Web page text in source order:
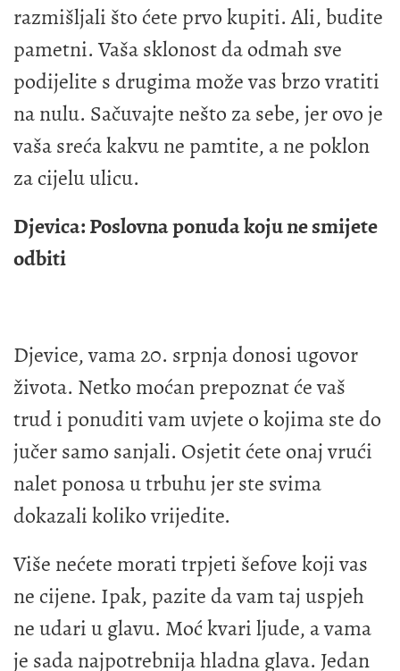
razmišljali što ćete prvo kupiti. Ali, budite
pametni. Vaša sklonost da odmah sve
podijelite s drugima može vas brzo vratiti
na nulu. Sačuvajte nešto za sebe, jer ovo je
vaša sreća kakvu ne pamtite, a ne poklon
za cijelu ulicu.
Djevica: Poslovna ponuda koju ne smijete
odbiti
Djevice, vama 20. srpnja donosi ugovor
života. Netko moćan prepoznat će vaš
trud i ponuditi vam uvjete o kojima ste do
jučer samo sanjali. Osjetit ćete onaj vrući
nalet ponosa u trbuhu jer ste svima
dokazali koliko vrijedite.
Više nećete morati trpjeti šefove koji vas
ne cijene. Ipak, pazite da vam taj uspjeh
ne udari u glavu. Moć kvari ljude, a vama
je sada najpotrebnija hladna glava. Jedan